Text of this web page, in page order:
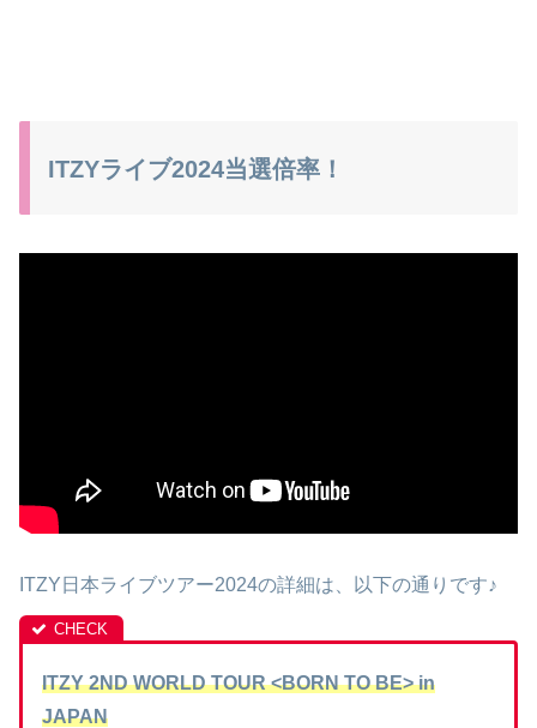
ITZYライブ2024当選倍率！
ITZY日本ライブツアー2024の詳細は、以下の通りです♪
ITZY 2ND WORLD TOUR <BORN TO BE> in
JAPAN